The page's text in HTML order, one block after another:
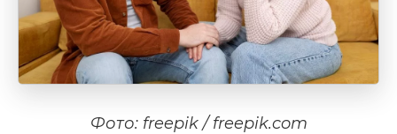
Фото: freepik / freepik.com